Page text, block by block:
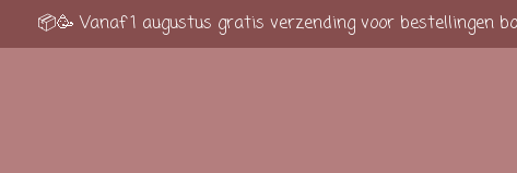
📦🥳 Vanaf 1 augustus gratis verzending voor bestellingen